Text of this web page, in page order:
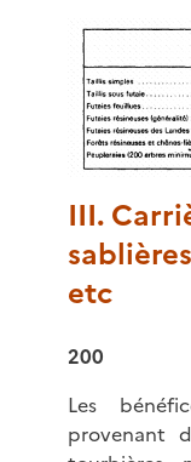
III.
etc
200
Les
provenant